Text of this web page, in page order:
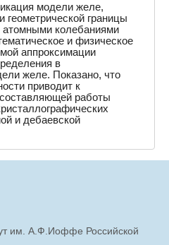
модели желе,
геометрической границы
атомными колебаниями
и физическое
аппроксимации
в
желе. Показано, что
приводит к
работы
и дебаевской
им. А.Ф.Иоффе Российской